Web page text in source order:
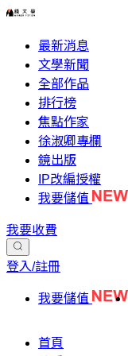
最新消息
文學新聞
全部作品
排行榜
焦點作家
徐淑卿專欄
鏡出版
IP改編授權
我要儲值
我要收費
登入/註冊
我要儲值
首頁